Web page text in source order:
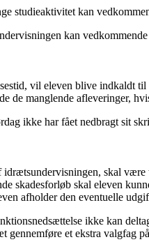
studieaktivitet kan
kan
vil eleven blive indkaldt
de manglende afleveringer,
ikke har fået nedbragt sit
skal
skadesforløb skal eleven
afholder den eventuelle
ikke kan
et ekstra valgfag